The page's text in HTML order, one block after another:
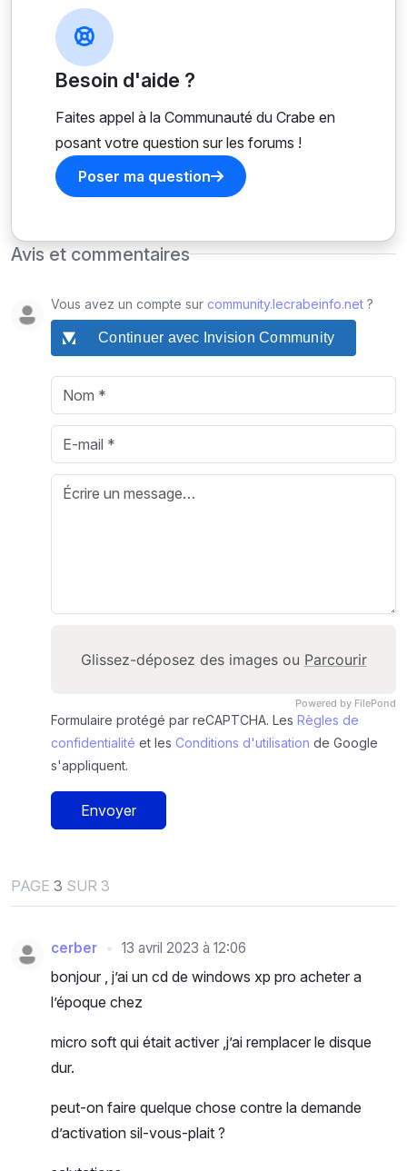
Besoin d'aide ?
Faites appel à la Communauté du Crabe en
posant votre question sur les forums !
Poser ma question
Avis et commentaires
Vous avez un compte sur community.lecrabeinfo.net ?
Continuer avec Invision Community
Powered by FilePond
Glissez-déposez des images ou Parcourir
Formulaire protégé par reCAPTCHA. Les Règles de
confidentialité et les Conditions d'utilisation de Google
s'appliquent.
Envoyer
PAGE 3 SUR 3
cerber 13 avril 2023 à 12:06
bonjour , j’ai un cd de windows xp pro acheter a
l’époque chez
micro soft qui était activer ,j’ai remplacer le disque
dur.
peut-on faire quelque chose contre la demande
d’activation sil-vous-plait ?